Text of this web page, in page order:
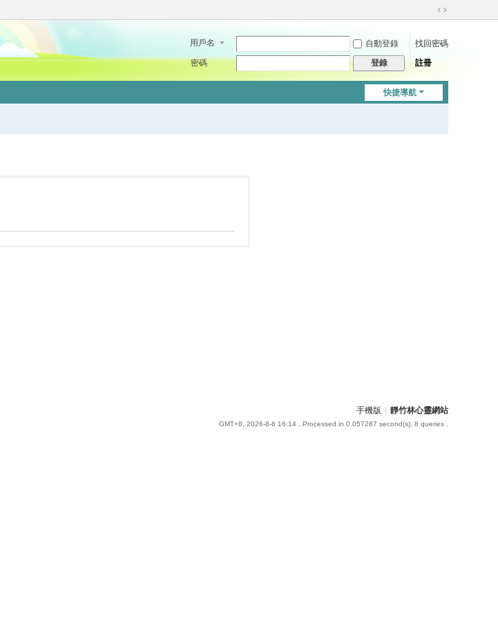
切
到
用戶名 自動登錄
找回密碼
密碼
登錄 註冊
快捷導航
手機版 靜竹林心靈網站
GMT+8, 2026-8-6 16:14 , Processed in 0.057287 second(s), 8 queries .